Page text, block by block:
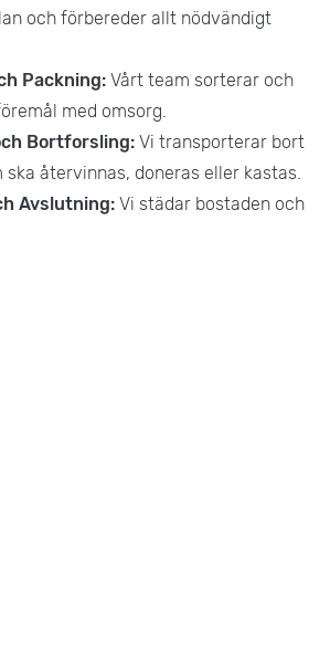
och förbereder allt nödvändigt
Packning: Vårt team sorterar och
med omsorg.
Bortforsling: Vi transporterar bort
ska återvinnas, doneras eller kastas.
Avslutning: Vi städar bostaden och